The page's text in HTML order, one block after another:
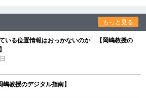
もっと見る
いる位置情報はおっかないのか 【岡嶋教授の
教授のデジタル指南】